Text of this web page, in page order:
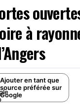
à
Ajouter en tant que
source préférée sur
Google